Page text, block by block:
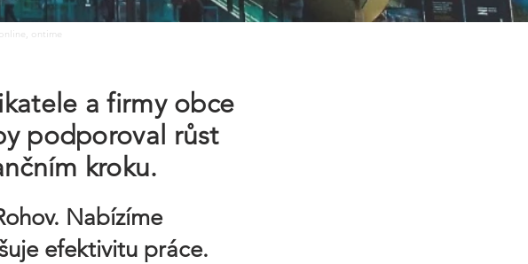
ontime
a firmy obce
podporoval růst
kroku.
Nabízíme
efektivitu práce.